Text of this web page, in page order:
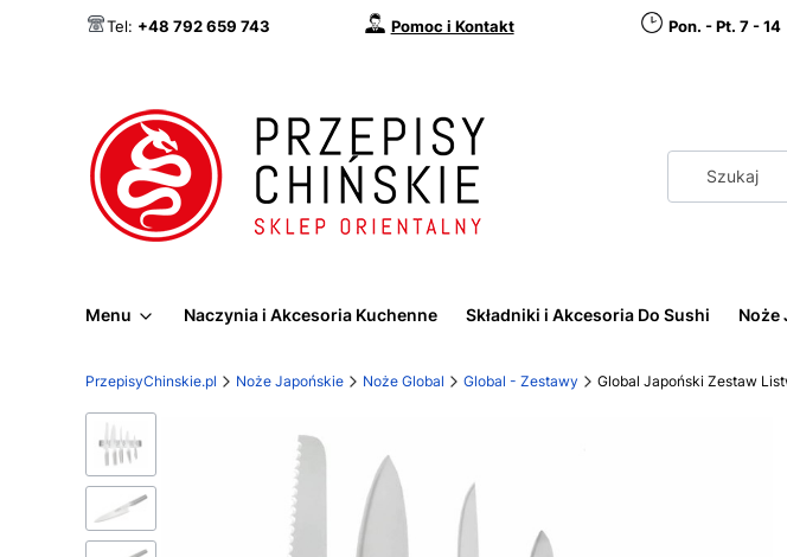
Tel: +48 792 659 743 Pomoc i Kontakt Pon. - Pt. 7 - 14
Menu Naczynia i Akcesoria Kuchenne Składniki i Akcesoria Do Sushi Noże
PrzepisyChinskie.pl Noże Japońskie Noże Global Global - Zestawy Global Japoński Zestaw